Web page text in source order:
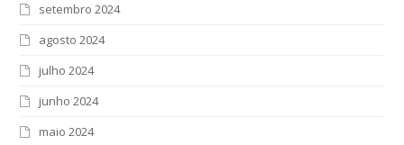
setembro 2024
agosto 2024
julho 2024
junho 2024
maio 2024